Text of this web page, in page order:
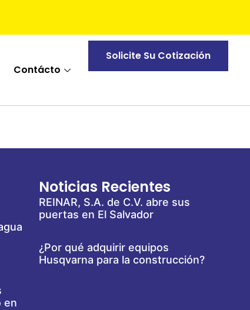
Contácto
Solicite Su Cotización
en
Noticias Recientes
REINAR, S.A. de C.V. abre sus
puertas en El Salvador
¿Por qué adquirir equipos
Husqvarna para la construcción?